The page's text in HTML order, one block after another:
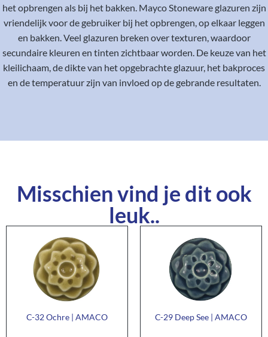
het opbrengen als bij het bakken. Mayco Stoneware glazuren zijn
vriendelijk voor de gebruiker bij het opbrengen, op elkaar leggen
en bakken. Veel glazuren breken over texturen, waardoor
secundaire kleuren en tinten zichtbaar worden. De keuze van het
kleilichaam, de dikte van het opgebrachte glazuur, het bakproces
en de temperatuur zijn van invloed op de gebrande resultaten.
Misschien vind je dit ook
leuk..
C-32 Ochre | AMACO C-29 Deep See | AMACO